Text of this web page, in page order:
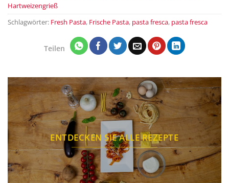
Hartweizengrieß
Schlagwörter: Fresh Pasta, Frische Pasta, pasta fresca, pasta fresca
Teilen
ENTDECKEN SIE ALLE REZEPTE